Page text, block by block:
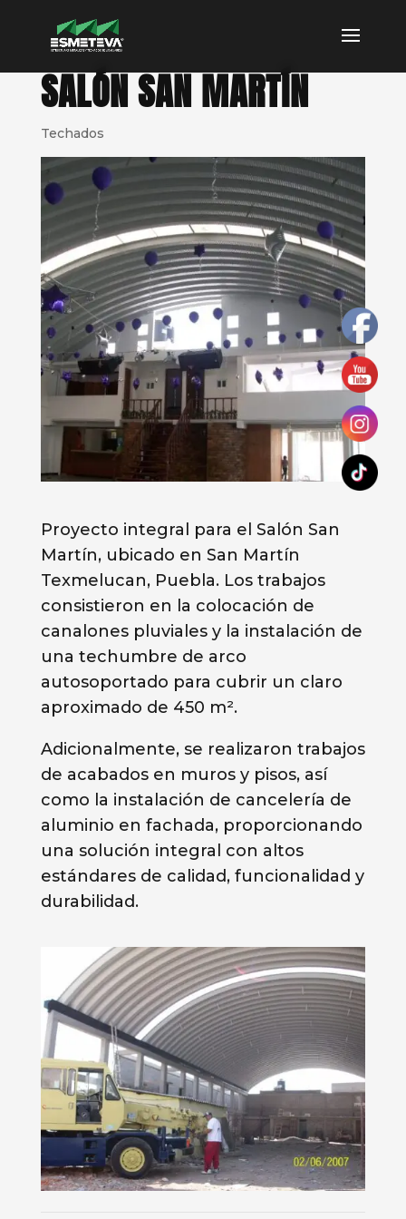
SALÓN SAN MARTÍN
Techados
Proyecto integral para el Salón San
Martín, ubicado en San Martín
Texmelucan, Puebla. Los trabajos
consistieron en la colocación de
canalones pluviales y la instalación de
una techumbre de arco
autosoportado para cubrir un claro
aproximado de 450 m².
Adicionalmente, se realizaron trabajos
de acabados en muros y pisos, así
como la instalación de cancelería de
aluminio en fachada, proporcionando
una solución integral con altos
estándares de calidad, funcionalidad y
durabilidad.